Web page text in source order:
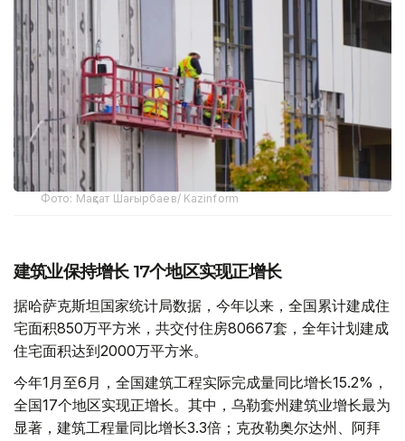
Фото: Мақсат Шағырбаев/ Kazinform
建筑业保持增长 17个地区实现正增长
据哈萨克斯坦国家统计局数据，今年以来，全国累计建成住
宅面积850万平方米，共交付住房80667套，全年计划建成
住宅面积达到2000万平方米。
今年1月至6月，全国建筑工程实际完成量同比增长15.2%，
全国17个地区实现正增长。其中，乌勒套州建筑业增长最为
显著，建筑工程量同比增长3.3倍；克孜勒奥尔达州、阿拜